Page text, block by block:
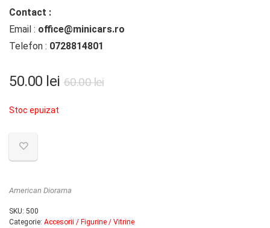
Contact :
Email : office@minicars.ro
Telefon : 0728814801
60.00leiPrețul
50.00 lei
Prețul
Stoc epuizat
American Diorama
SKU: 500
Categorie: Accesorii / Figurine / Vitrine